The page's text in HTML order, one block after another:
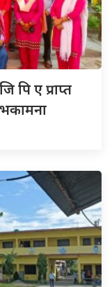
पि ए प्राप्त